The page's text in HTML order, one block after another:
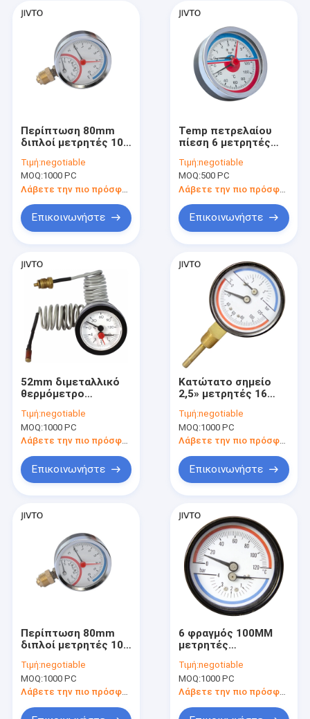
Προϊόντα
Περίπου εμείς
Γύρος εργοστασίων
Ζητήστε ένα απόσπασμα
Περίπτωση 80mm
διπλοί μετρητές 10
θερμοκρασίας
πίεσης κλίμακας»
BSP
Τιμή:negotiable
MOQ:1000 PC
Λάβετε την πιο πρόσφατη τιμή
Επικοινωνήστε
Temp πετρελαίου
πίεση 6 μετρητές
πίεσης φραγμών
63MM 1/2 NPT
Τιμή:negotiable
MOQ:500 PC
Επικοινωνήστε
52mm διμεταλλικό
θερμόμετρο
ορείχαλκου 4
φραγμών πίεσης
μετρητών
Τιμή:negotiable
MOQ:1000 PC
Λάβετε την πιο πρόσφατη τιμή
Επικοινωνήστε
Κατώτατο σημείο
2,5» μετρητές 16
θερμοκρασίας
πίεσης 63MM
Τιμή:negotiable
MOQ:1000 PC
Λάβετε την πιο πρόσφατη τιμή
Επικοινωνήστε
Περίπτωση 80mm
διπλοί μετρητές 10
θερμοκρασίας
πίεσης κλίμακας»
BSP
Τιμή:negotiable
MOQ:1000 PC
Λάβετε την πιο πρόσφατη τιμή
6 φραγμός 100MM
μετρητές
πίεσης 4 ιντσών 1/2
μετρητής πίεσης
λεβήτων BSP
Τιμή:negotiable
MOQ:1000 PC
Λάβετε την πιο πρόσφατη τιμή